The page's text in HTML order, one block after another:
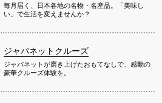
毎月届く、日本各地の名物・名産品。「美味し
い」で生活を変えませんか？
ジャパネットクルーズ
ジャパネットが磨き上げたおもてなしで、感動の
豪華クルーズ体験を。